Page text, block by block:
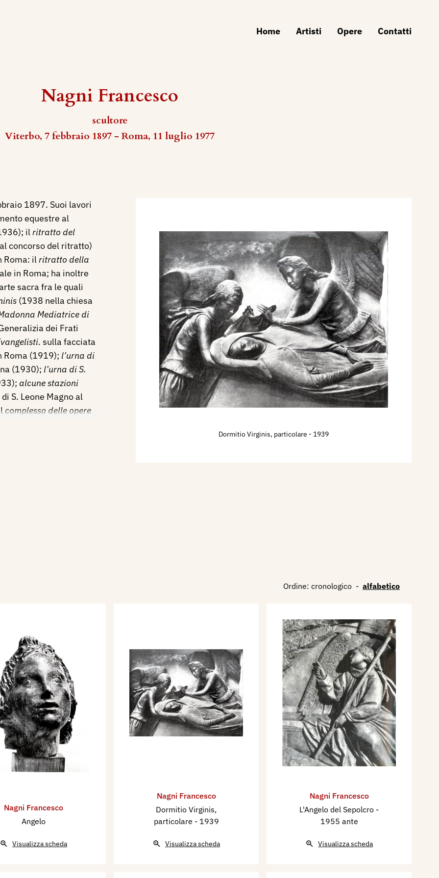
Home Artisti Opere Contatti
Nagni Francesco
scultore
Viterbo, 7 febbraio 1897 - Roma, 11 luglio 1977
Dormitio Virginis, particolare - 1939
1897. Suoi lavori
equestre al
ilritratto del
concorso del ritratto)
Roma: ilritratto della
in Roma; ha inoltre
sacra fra le quali
(1938 nella chiesa
Mediatrice di
dei Frati
. sulla facciata
Roma (1919); l’urna di
(1930); l’urna di S.
alcune stazioni
S. Leone Magno al
complesso delle opere
Brasile
corroboranti
del XIV alla scultura
amore sia al
con
vita.
il “Monumento ai
attendeva a due busti
in Roma, ha
del
a Napoli. Sempre
della madre,,,
Virginis,, (1939),
Sue opere si
Ordine: cronologico - alfabetico
Nagni Francesco
Angelo
Visualizza scheda
Nagni Francesco
Dormitio Virginis,
particolare - 1939
Visualizza scheda
Nagni Francesco
L'Angelo del Sepolcro -
1955 ante
Visualizza scheda